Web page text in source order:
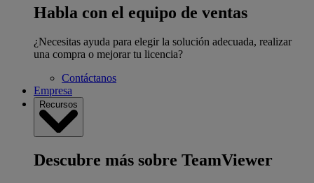
Habla con el equipo de ventas
¿Necesitas ayuda para elegir la solución adecuada, realizar
una compra o mejorar tu licencia?
Contáctanos
Empresa
Recursos
Descubre más sobre TeamViewer